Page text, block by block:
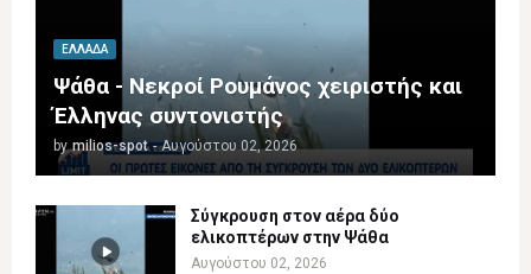
ΕΛΛΆΔΑ
Ψάθα - Νεκροί Ρουμάνος χειριστής και
Έλληνας συντονιστής
by milios-spot - Αυγούστου 02, 2026
Σύγκρουση στον αέρα δύο
ελικοπτέρων στην Ψάθα
Αυγούστου 02, 2026